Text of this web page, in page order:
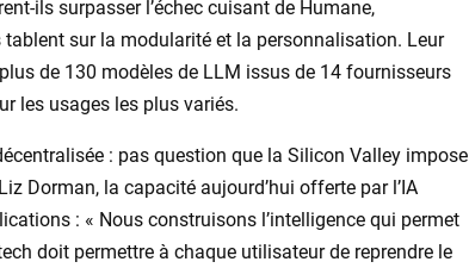
ils surpasser l’échec cuisant de Humane,
tablent sur la modularité et la personnalisation. Leur
de 130 modèles de LLM issus de 14 fournisseurs
les usages les plus variés.
: pas question que la Silicon Valley impose
Dorman, la capacité aujourd’hui offerte par l’IA
: « Nous construisons l’intelligence qui permet
doit permettre à chaque utilisateur de reprendre le